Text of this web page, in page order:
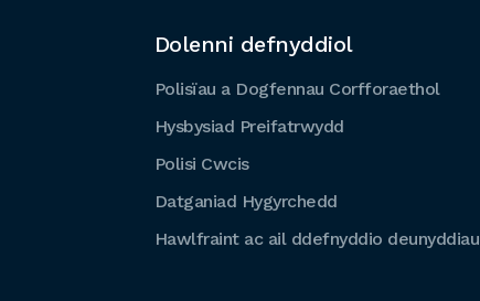
Dolenni defnyddiol
Polisïau a Dogfennau Corfforaethol
Hysbysiad Preifatrwydd
Polisi Cwcis
Datganiad Hygyrchedd
Hawlfraint ac ail ddefnyddio deunyddiau